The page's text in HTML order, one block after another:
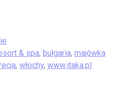
& spa, bułgaria, majówka
, włochy, www.itaka.pl